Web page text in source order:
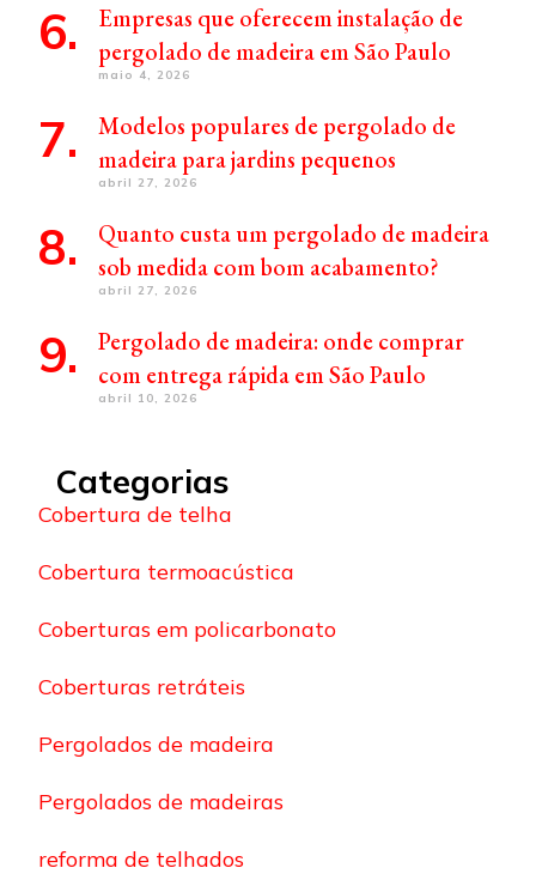
Empresas que oferecem instalação de
pergolado de madeira em São Paulo
maio 4, 2026
Modelos populares de pergolado de
madeira para jardins pequenos
abril 27, 2026
Quanto custa um pergolado de madeira
sob medida com bom acabamento?
abril 27, 2026
Pergolado de madeira: onde comprar
com entrega rápida em São Paulo
abril 10, 2026
Categorias
Cobertura de telha
Cobertura termoacústica
Coberturas em policarbonato
Coberturas retráteis
Pergolados de madeira
Pergolados de madeiras
reforma de telhados